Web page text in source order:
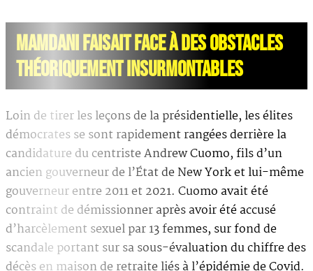
MAMDANI FAISAIT FACE À DES OBSTACLES
THÉORIQUEMENT INSURMONTABLES
Loin de tirer les leçons de la présidentielle, les élites
démocrates se sont rapidement rangées derrière la
candidature du centriste Andrew Cuomo, fils d’un
ancien gouverneur de l’État de New York et lui-même
gouverneur entre 2011 et 2021. Cuomo avait été
contraint de démissionner après avoir été accusé
d’harcèlement sexuel par 13 femmes, sur fond de
scandale portant sur sa sous-évaluation du chiffre des